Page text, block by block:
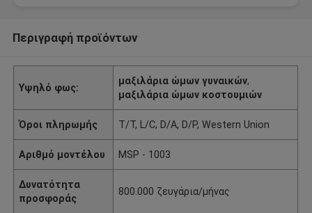
Περιγραφή προϊόντων
Υψηλό φως:
μαξιλάρια ώμων γυναικών,
μαξιλάρια ώμων κοστουμιών
Όροι πληρωμής T/T, L/C, D/A, D/P, Western Union
Αριθμό μοντέλου MSP - 1003
Δυνατότητα
προσφοράς
800.000 ζευγάρια/μήνας